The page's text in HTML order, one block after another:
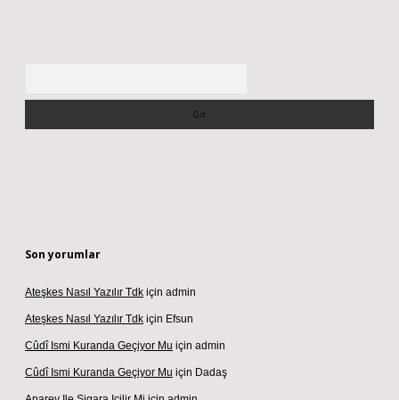
Son yorumlar
Ateşkes Nasıl Yazılır Tdk için admin
Ateşkes Nasıl Yazılır Tdk için Efsun
Cûdî Ismi Kuranda Geçiyor Mu için admin
Cûdî Ismi Kuranda Geçiyor Mu için Dadaş